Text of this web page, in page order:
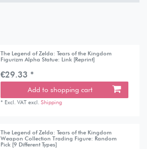
The Legend of Zelda: Tears of the Kingdom
Figurizm Alpha Statue: Link [Reprint]
€29.33 *
Add to shopping cart
* Excl. VAT excl.Shipping
The Legend of Zelda: Tears of the Kingdom
Weapon Collection Trading Figure: Random
Pick [9 Different Types]